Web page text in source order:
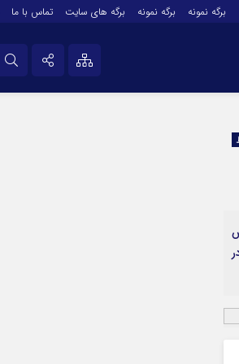
برگه نمونه برگه نمونه برگه های سایت تماس با ما